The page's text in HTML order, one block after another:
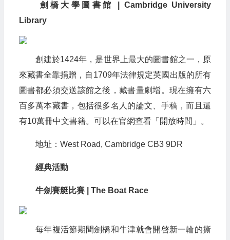
劍橋大學圖書館 | Cambridge University
Library
創建於1424年，是世界上最大的圖書館之一，原
來藏書全靠捐贈，自1709年法律規定英國出版的所有
圖書都必須交送該館之後，藏書量劇增。現在擁有六
百多萬本藏書，包括很多名人的論文、手稿，而且還
有10萬冊中文書籍。可以在官網查看「開放時間」。
地址：West Road, Cambridge CB3 9DR
經典活動
牛劍賽艇比賽 | The Boat Race
每年複活節期間劍橋和牛津就會開啓新一輪的撕